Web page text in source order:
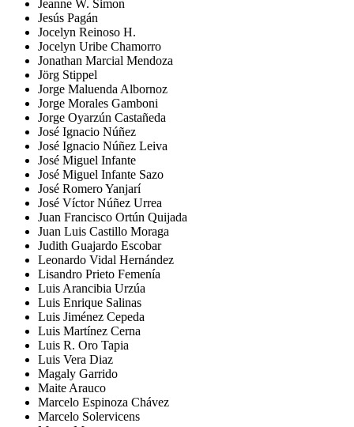
Jeanne W. Simon
Jesús Pagán
Jocelyn Reinoso H.
Jocelyn Uribe Chamorro
Jonathan Marcial Mendoza
Jörg Stippel
Jorge Maluenda Albornoz
Jorge Morales Gamboni
Jorge Oyarzún Castañeda
José Ignacio Núñez
José Ignacio Núñez Leiva
José Miguel Infante
José Miguel Infante Sazo
José Romero Yanjarí
José Víctor Núñez Urrea
Juan Francisco Ortún Quijada
Juan Luis Castillo Moraga
Judith Guajardo Escobar
Leonardo Vidal Hernández
Lisandro Prieto Femenía
Luis Arancibia Urzúa
Luis Enrique Salinas
Luis Jiménez Cepeda
Luis Martínez Cerna
Luis R. Oro Tapia
Luis Vera Diaz
Magaly Garrido
Maite Arauco
Marcelo Espinoza Chávez
Marcelo Solervicens